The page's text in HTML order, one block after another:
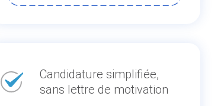
Candidature simplifiée,
sans lettre de motivation